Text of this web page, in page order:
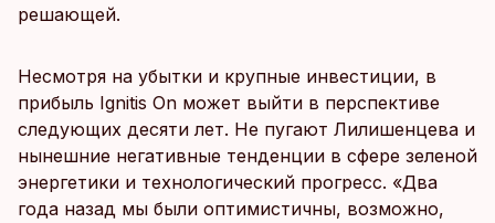
решающей.
Несмотря на убытки и крупные инвестиции, в
прибыль Ignitis On может выйти в перспективе
следующих десяти лет. Не пугают Лилишенцева и
нынешние негативные тенденции в сфере зеленой
энергетики и технологический прогресс. «Два
года назад мы были оптимистичны, возможно,